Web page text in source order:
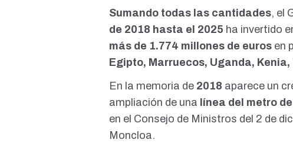
Sumando todas las cantidades, el
de 2018 hasta el 2025 ha invertido
más de 1.774 millones de euros en
Egipto, Marruecos, Uganda,
En la memoria de 2018 aparece un
ampliación de una línea del metro
en el Consejo de Ministros del 2 de
Moncloa.